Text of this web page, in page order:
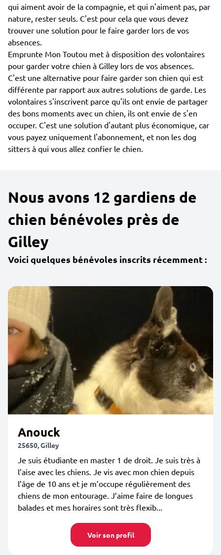
qui aiment avoir de la compagnie, et qui n'aiment pas, par
nature, rester seuls. C'est pour cela que vous devez
trouver une solution pour le faire garder lors de vos
absences.
Emprunte Mon Toutou met à disposition des volontaires
pour garder votre chien à Gilley lors de vos absences.
C'est une alternative pour faire garder son chien qui est
différente par rapport aux autres solutions de garde. Les
volontaires s'inscrivent parce qu'ils ont envie de partager
des bons moments avec un chien, ils ont envie de s'en
occuper. C'est une solution d'autant plus économique, car
vous payez uniquement l'abonnement, et non les dog
sitters à qui vous allez confier le chien.
Nous avons 12 gardiens de
chien bénévoles près de
Gilley
Voici quelques bénévoles inscrits récemment :
Anouck
25650, Gilley
Je suis étudiante en master 1 de droit. Je suis très à
l’aise avec les chiens. Je vis avec mon chien depuis
l’âge de 10 ans et je m’occupe régulièrement des
chiens de mon entourage. J’aime faire de longues
balades et mes horaires sont très flexib...
Voir son profil